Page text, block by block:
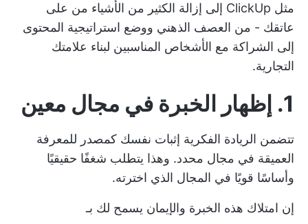
مثل ClickUp إلى إزالة الكثير من الأشياء من على
عاتقك - من العصف الذهني ووضع استراتيجية المحتوى
إلى الشراكة مع الأشخاص المناسبين لبناء علامتك
التجارية.
1. إظهار الخبرة في مجال معين
تتضمن الريادة الفكرية إثبات نفسك كمصدر للمعرفة
العميقة في مجال محدد. وهذا يتطلب شغفًا حقيقيًا
وأساسًا قويًا في المجال الذي اخترته.
إن امتلاك هذه الخبرة والإيمان يسمح لك بـ